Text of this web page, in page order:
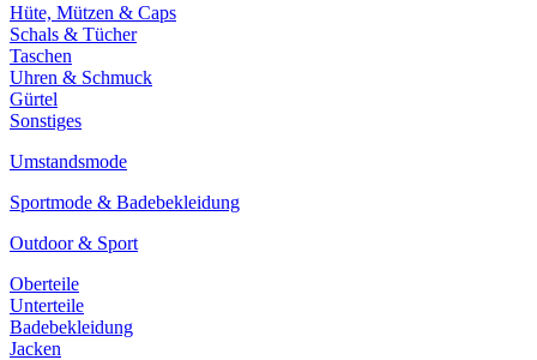
Hüte, Mützen & Caps
Schals & Tücher
Taschen
Uhren & Schmuck
Gürtel
Sonstiges
Umstandsmode
Sportmode & Badebekleidung
Outdoor & Sport
Oberteile
Unterteile
Badebekleidung
Jacken